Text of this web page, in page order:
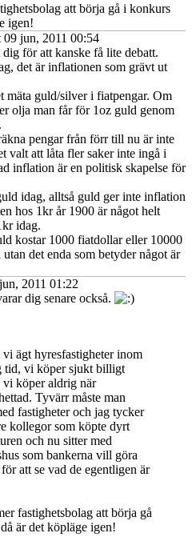
att börja gå i konkurs
igen!
09 jun, 2011 00:54
för att kanske få lite debatt.
det är inflationen som grävt ut
mäta guld/silver i fiatpengar. Om
olja man får för 1oz guld genom
pengar från förr till nu är inte
valt att låta fler saker inte ingå i
inflation är en politisk skapelse för
idag, alltså guld ger inte inflation
hos 1kr år 1900 är något helt
idag.
kostar 1000 fiatdollar eller 10000
det enda som betyder något är
2011 01:22
dig senare också.
ägt hyresfastigheter inom
tid, vi köper sjukt billigt
vi köper aldrig när
Tyvärr måste man
fastigheter och jag tycker
kollegor som köpte dyrt
och nu sitter med
som bankerna vill göra
att se vad de egentligen är
fastighetsbolag att börja gå
är det köpläge igen!